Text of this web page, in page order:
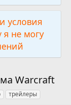
условия
я не могу
Warcraft
трейлеры